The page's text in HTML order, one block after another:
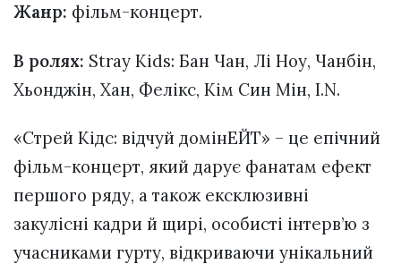
Жанр: фільм-концерт.
В ролях: Stray Kids: Бан Чан, Лі Ноу, Чанбін,
Хьонджін, Хан, Фелікс, Кім Син Мін, I.N.
«Стрей Кідс: відчуй домінЕЙТ» – це епічний
фільм-концерт, який дарує фанатам ефект
першого ряду, а також ексклюзивні
закулісні кадри й щирі, особисті інтерв’ю з
учасниками гурту, відкриваючи унікальний